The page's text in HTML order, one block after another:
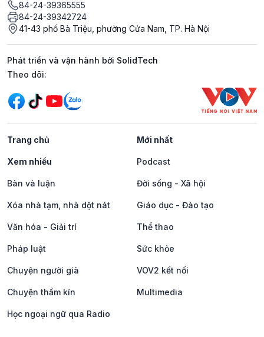
84-24-39365555
84-24-39342724
41-43 phố Bà Triệu, phường Cửa Nam, TP. Hà Nội
Phát triển và vận hành bởi SolidTech
Mạng xã hội
Theo dõi:
Trang chủ Mới nhất
Xem nhiều Podcast
Bàn và luận Đời sống - Xã hội
Xóa nhà tạm, nhà dột nát Giáo dục - Đào tạo
Văn hóa - Giải trí Thể thao
Pháp luật Sức khỏe
Chuyện người già VOV2 kết nối
Chuyện thầm kín Multimedia
Học ngoại ngữ qua Radio